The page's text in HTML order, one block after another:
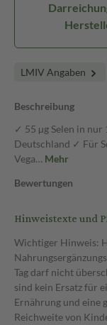
LMIV Angaben
Beschreibung
✓ 55 µg Selen in nur
Deutschland ✓ Für
Vega… Mehr
Bewertungen
Hinweistexte und
Wichtiger Hinweis:
Tag darf nicht
sind kein Ersatz für
Ernährung und eine
Reichweite von